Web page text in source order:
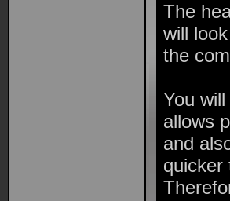
The
will
the
You
allows
and
quicker